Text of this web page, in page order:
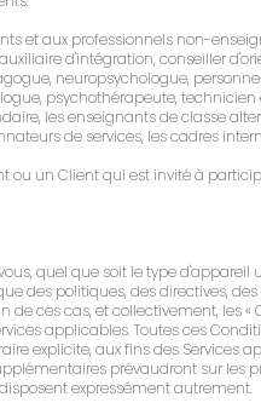
et aux professionnels non-
d'intégration, conseiller
neuropsychologue,
psychothérapeute,
les enseignants de classe
de services, les cadres
ou un Client qui est invité à
quel que soit le type d'appareil
des politiques, des directives,
ces cas, et collectivement, les
applicables. Toutes ces
explicite, aux fins des Services
prévaudront sur les
expressément autrement.